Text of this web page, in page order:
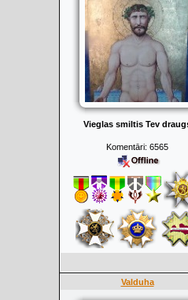
Vieglas smiltis Tev
Komentāri: 6565
Valduha